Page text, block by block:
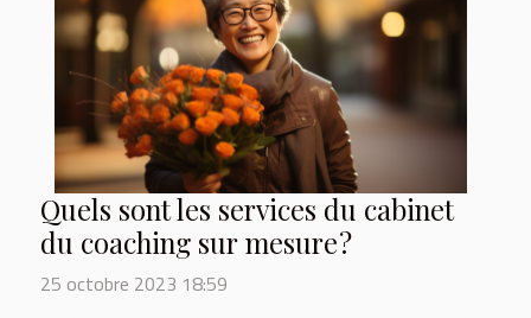
Quels sont les services du cabinet
du coaching sur mesure ?
25 octobre 2023 18:59